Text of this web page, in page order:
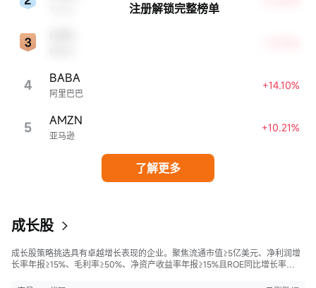
4 阿里巴巴
BABA +14.10%
5 亚马逊
AMZN +10.21%
注册解锁完整榜单
了解更多
成长股
成长股策略挑选具有卓越增长表现的企业。聚焦流通市值≥5亿美元、净利润增
长率年报≥15%、毛利率≥50%、净资产收益率年报≥15%且ROE同比增长率